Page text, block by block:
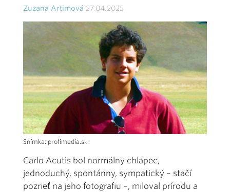
Zuzana Artimová 27.04.2025
Snímka: profimedia.sk
Carlo Acutis bol normálny chlapec,
jednoduchý, spontánny, sympatický – stačí
pozrieť na jeho fotografiu –, miloval prírodu a